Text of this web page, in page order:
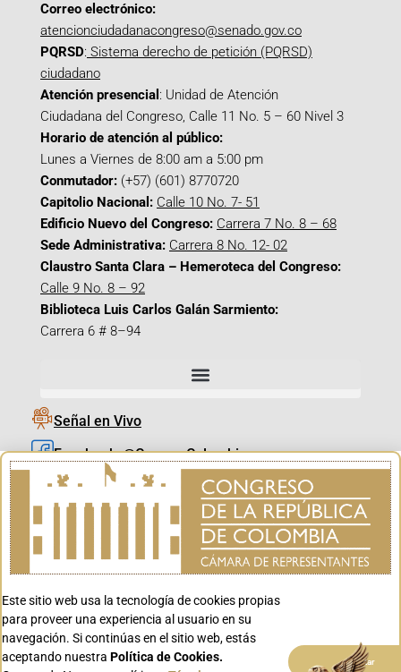
Correo electrónico:
atencionciudadanacongreso@senado.gov.co
PQRSD: Sistema derecho de petición (PQRSD)
ciudadano
Atención presencial : Unidad de Atención
Ciudadana del Congreso, Calle 11 No. 5 – 60 Nivel 3
Horario de atención al público:
Lunes a Viernes de 8:00 am a 5:00 pm
Conmutador: (+57) (601) 8770720
Capitolio Nacional: Calle 10 No. 7- 51
Edificio Nuevo del Congreso: Carrera 7 No. 8 – 68
Sede Administrativa: Carrera 8 No. 12- 02
Claustro Santa Clara – Hemeroteca del Congreso:
Calle 9 No. 8 – 92
Biblioteca Luis Carlos Galán Sarmiento:
Carrera 6 # 8–94
Señal en Vivo
Facebook_@CamaraColombia
Instagram_@CamaraColombia
X_@CamaraColombia
Youtube_@CamaraColombia
Youtube_@CanalCongreso
Este sitio web usa la tecnología de cookies propias
para proveer una experiencia al usuario en su
navegación. Si continúas en el sitio web, estás
aceptando nuestra Política de Cookies.
Aceptar